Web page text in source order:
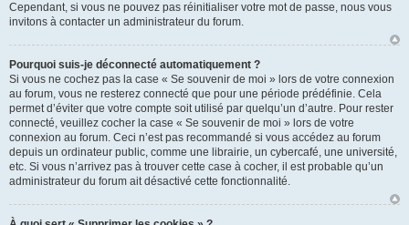
Cependant, si vous ne pouvez pas réinitialiser votre mot de passe, nous vous
invitons à contacter un administrateur du forum.
Pourquoi suis-je déconnecté automatiquement ?
Si vous ne cochez pas la case « Se souvenir de moi » lors de votre connexion
au forum, vous ne resterez connecté que pour une période prédéfinie. Cela
permet d’éviter que votre compte soit utilisé par quelqu’un d’autre. Pour rester
connecté, veuillez cocher la case « Se souvenir de moi » lors de votre
connexion au forum. Ceci n’est pas recommandé si vous accédez au forum
depuis un ordinateur public, comme une librairie, un cybercafé, une université,
etc. Si vous n’arrivez pas à trouver cette case à cocher, il est probable qu’un
administrateur du forum ait désactivé cette fonctionnalité.